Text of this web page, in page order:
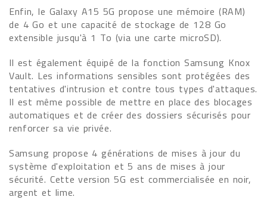
Enfin, le Galaxy A15 5G propose une mémoire (RAM)
de 4 Go et une capacité de stockage de 128 Go
extensible jusqu'à 1 To (via une carte microSD).
Il est également équipé de la fonction Samsung Knox
Vault. Les informations sensibles sont protégées des
tentatives d'intrusion et contre tous types d'attaques.
Il est même possible de mettre en place des blocages
automatiques et de créer des dossiers sécurisés pour
renforcer sa vie privée.
Samsung propose 4 générations de mises à jour du
système d'exploitation et 5 ans de mises à jour
sécurité. Cette version 5G est commercialisée en noir,
argent et lime.